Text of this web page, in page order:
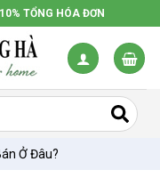
TỔNG HÓA ĐƠN
Ở Đâu?